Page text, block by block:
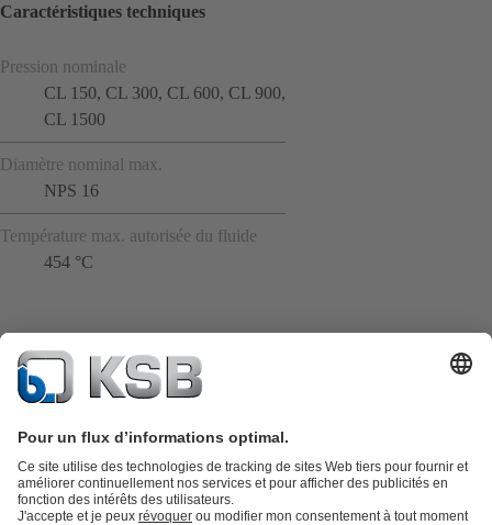
Caractéristiques techniques
Pression nominale
CL 150, CL 300, CL 600, CL 900,
CL 1500
Diamètre nominal max.
NPS 16
Température max. autorisée du fluide
454 °C